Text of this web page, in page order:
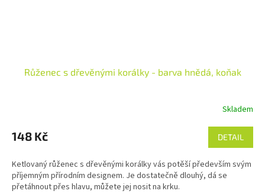
Růženec s dřevěnými korálky - barva hnědá, koňak
Skladem
148 Kč DETAIL
Ketlovaný růženec s dřevěnými korálky vás potěší především svým
příjemným přírodním designem. Je dostatečně dlouhý, dá se
přetáhnout přes hlavu, můžete jej nosit na krku.